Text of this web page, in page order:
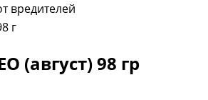
вредителей
г
(август) 98 гр